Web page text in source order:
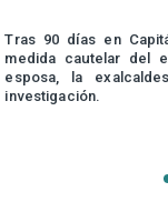
Tras 90 días en
medida cautelar del
esposa, la
investigación.